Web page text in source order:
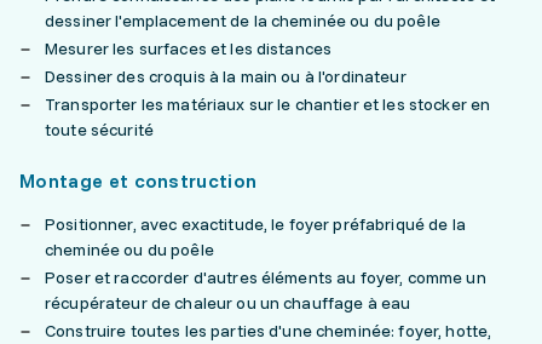
dessiner l'emplacement de la cheminée ou du poêle
Mesurer les surfaces et les distances
Dessiner des croquis à la main ou à l'ordinateur
Transporter les matériaux sur le chantier et les stocker en
toute sécurité
Montage et construction
Positionner, avec exactitude, le foyer préfabriqué de la
cheminée ou du poêle
Poser et raccorder d'autres éléments au foyer, comme un
récupérateur de chaleur ou un chauffage à eau
Construire toutes les parties d'une cheminée: foyer, hotte,